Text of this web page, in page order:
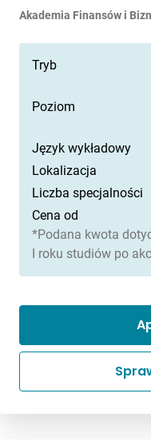
Akademia Finansów i
Tryb
Poziom
Język wykładowy
Lokalizacja
Liczba specjalności
Cena od
*Podana kwota
I roku studiów po